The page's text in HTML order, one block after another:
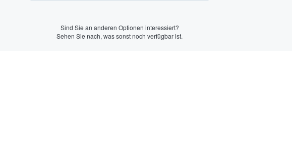
Sind Sie an anderen Optionen interessiert?
Sehen Sie nach, was sonst noch verfügbar ist.